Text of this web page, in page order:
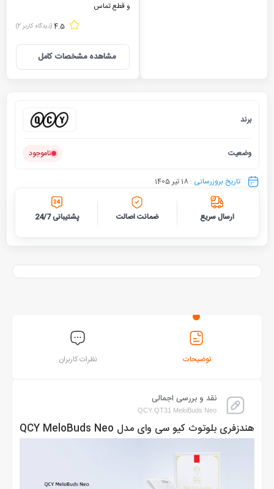
و قطع تماس
4.5(دیدگاه کاربر2
)
مشاهده مشخصات کامل
برند
وضعیت ناموجود
تاریخ بروزرسانی : 18 تیر 1405
ارسال سریع ضمانت اصالت پشتیبانی 24/7
توضیحات نظرات کاربران
نقد و بررسی اجمالی
QCY QT31 MeloBuds Neo
هندزفری بلوتوث کیو سی وای مدل QCY MeloBuds Neo